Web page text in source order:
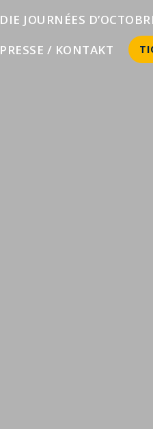
DIE JOURNÉES
PRESSE / KONTAKT